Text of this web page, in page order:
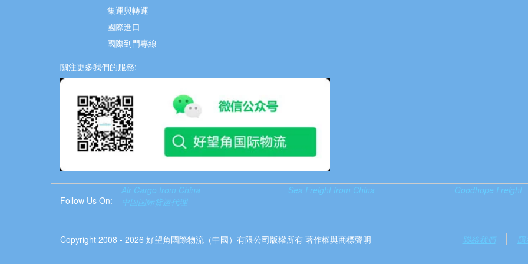
集運與轉運
國際進口
國際到門專線
關注更多我們的服務:
Follow Us On:
Air Cargo from China Sea Freight from China Goodhope Freight
中国国际货运代理
Copyright 2008 - 2026 好望角國際物流（中國）有限公司版權所有 著作權與商標聲明 聯絡我們 隱